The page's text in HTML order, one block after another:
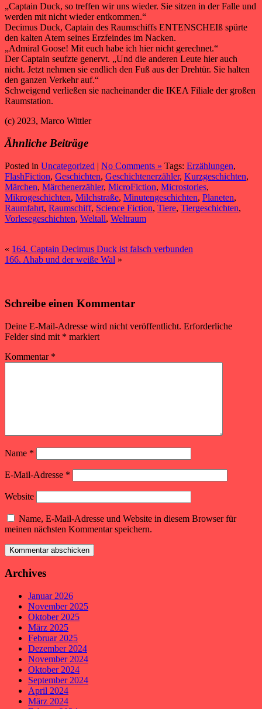
„Captain Duck, so treffen wir uns wieder. Sie sitzen in der Falle und
werden mit nicht wieder entkommen.“
Decimus Duck, Captain des Raumschiffs ENTENSCHEIß spürte
den kalten Atem seines Erzfeindes im Nacken.
„Admiral Goose! Mit euch habe ich hier nicht gerechnet.“
Der Captain seufzte genervt. „Und die anderen Leute hier auch
nicht. Jetzt nehmen sie endlich den Fuß aus der Drehtür. Sie halten
den ganzen Verkehr auf.“
Schweigend verließen sie nacheinander die IKEA Filiale der großen
Raumstation.
(c) 2023, Marco Wittler
Ähnliche Beiträge
Posted in Uncategorized | No Comments » Tags: Erzählungen,
FlashFiction, Geschichten, Geschichtenerzähler, Kurzgeschichten,
Märchen, Märchenerzähler, MicroFiction, Microstories,
Mikrogeschichten, Milchstraße, Minutengeschichten, Planeten,
Raumfahrt, Raumschiff, Science Fiction, Tiere, Tiergeschichten,
Vorlesegeschichten, Weltall, Weltraum
« 164. Captain Decimus Duck ist falsch verbunden
166. Ahab und der weiße Wal »
Schreibe einen Kommentar
Deine E-Mail-Adresse wird nicht veröffentlicht. Erforderliche
Felder sind mit * markiert
Kommentar *
Name *
E-Mail-Adresse *
Website
Name, E-Mail-Adresse und Website in diesem Browser für
meinen nächsten Kommentar speichern.
Archives
Januar 2026
November 2025
Oktober 2025
März 2025
Februar 2025
Dezember 2024
November 2024
Oktober 2024
September 2024
April 2024
März 2024